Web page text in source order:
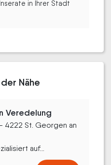
in Ihrer Stadt
Nähe
Veredelung
4222 St. Georgen an
auf...